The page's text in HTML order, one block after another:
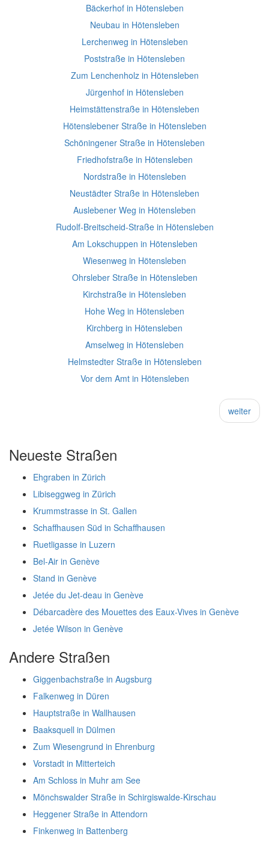
Bäckerhof in Hötensleben
Neubau in Hötensleben
Lerchenweg in Hötensleben
Poststraße in Hötensleben
Zum Lenchenholz in Hötensleben
Jürgenhof in Hötensleben
Heimstättenstraße in Hötensleben
Hötenslebener Straße in Hötensleben
Schöningener Straße in Hötensleben
Friedhofstraße in Hötensleben
Nordstraße in Hötensleben
Neustädter Straße in Hötensleben
Auslebener Weg in Hötensleben
Rudolf-Breitscheid-Straße in Hötensleben
Am Lokschuppen in Hötensleben
Wiesenweg in Hötensleben
Ohrsleber Straße in Hötensleben
Kirchstraße in Hötensleben
Hohe Weg in Hötensleben
Kirchberg in Hötensleben
Amselweg in Hötensleben
Helmstedter Straße in Hötensleben
Vor dem Amt in Hötensleben
weiter
Neueste Straßen
Ehgraben in Zürich
Libiseggweg in Zürich
Krummstrasse in St. Gallen
Schaffhausen Süd in Schaffhausen
Ruetligasse in Luzern
Bel-Air in Genève
Stand in Genève
Jetée du Jet-deau in Genève
Débarcadère des Mouettes des Eaux-Vives in Genève
Jetée Wilson in Genève
Andere Straßen
Giggenbachstraße in Augsburg
Falkenweg in Düren
Hauptstraße in Wallhausen
Baaksquell in Dülmen
Zum Wiesengrund in Ehrenburg
Vorstadt in Mitterteich
Am Schloss in Muhr am See
Mönchswalder Straße in Schirgiswalde-Kirschau
Heggener Straße in Attendorn
Finkenweg in Battenberg